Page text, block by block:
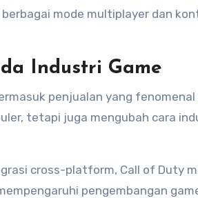
mode multiplayer dan
Industri Game
penjualan yang
tetapi juga mengubah cara
cross-platform, Call of Duty
pengembangan